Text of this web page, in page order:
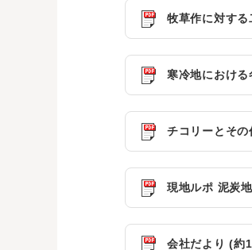
牧草作に対す
寒冷地におけ
チコリーとそ
現地ルポ 泥炭
会社だより (約